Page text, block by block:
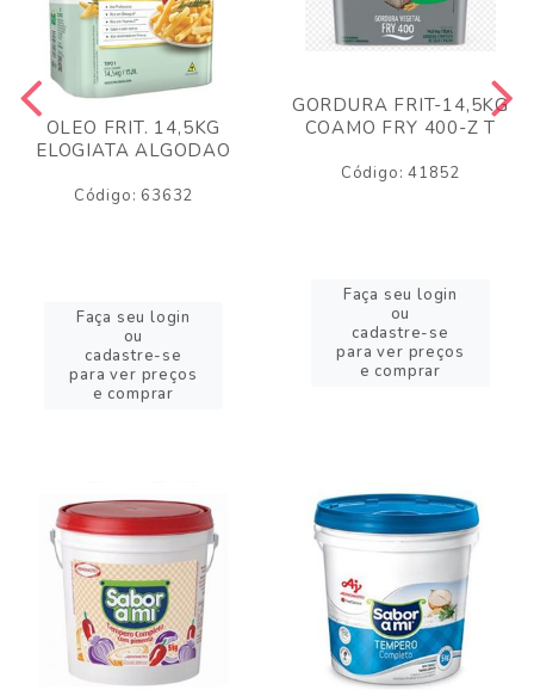
OLEO FRIT. 14,5KG
ELOGIATA ALGODAO
Código: 63632
Faça seu login
ou
cadastre-se
para ver preços
e comprar
GORDURA FRIT-14,5KG
COAMO FRY 400-Z T
Código: 41852
Faça seu login
ou
cadastre-se
para ver preços
e comprar